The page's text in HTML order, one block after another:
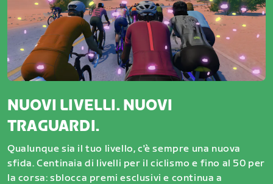
NUOVI LIVELLI. NUOVI
TRAGUARDI.
Qualunque sia il tuo livello, c'è sempre una nuova
sfida. Centinaia di livelli per il ciclismo e fino al 50 per
la corsa: sblocca premi esclusivi e continua a